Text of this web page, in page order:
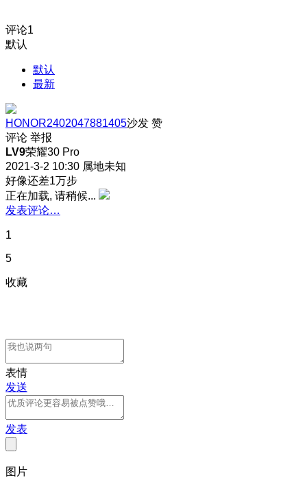
评论1
默认
默认
最新
HONOR2402047881405沙发 赞
评论 举报
LV9荣耀30 Pro
2021-3-2 10:30 属地未知
好像还差1万步
正在加载, 请稍候...
发表评论…
1
5
收藏
表情
发送
发表
图片